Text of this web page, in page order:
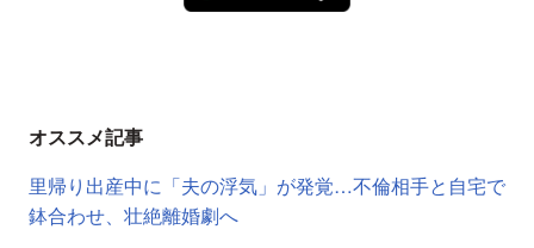
オススメ記事
里帰り出産中に「夫の浮気」が発覚…不倫相手と自宅で
鉢合わせ、壮絶離婚劇へ